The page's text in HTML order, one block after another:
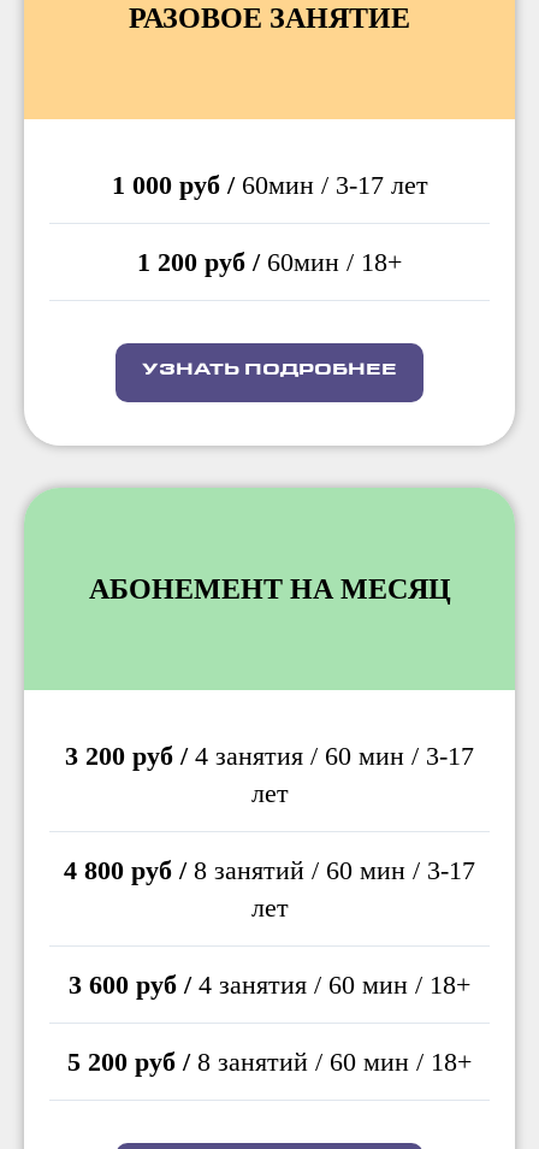
РАЗОВОЕ ЗАНЯТИЕ
1 000 руб / 60мин / 3-17 лет
1 200 руб / 60мин / 18+
УЗНАТЬ ПОДРОБНЕЕ
АБОНЕМЕНТ НА МЕСЯЦ
3 200 руб /4 занятия / 60 мин / 3-17
лет
4 800 руб /8 занятий / 60 мин / 3-17
лет
3 600 руб /4 занятия / 60 мин / 18+
5 200 руб /8 занятий / 60 мин / 18+